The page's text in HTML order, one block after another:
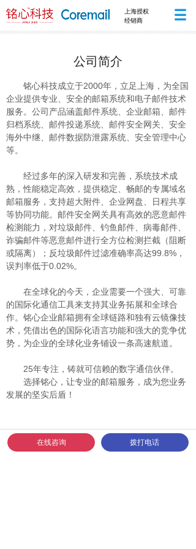
上海授权
经销商
公司简介
铭心科技成立于2000年，立足上海，为全国
企业提供专业、安全的邮箱系统和电子邮件技术
服务。公司产品涵盖邮件系统、企业邮箱、邮件
归档系统、邮件投递系统、邮件安全网关、安全
海外中继、邮件数据防泄露系统、安全管理中心
等。
经过多年的深入研发和完善，系统技术成
熟，性能稳定高效，提供稳定、畅邮的专属域名
邮箱服务，支持超大附件、企业网盘、日程共享
等协同功能。邮件安全网关具有高效的恶意邮件
检测能力，对垃圾邮件、钓鱼邮件、病毒邮件、
诈骗邮件等恶意邮件进行全方位检测拦截（阻断
或隔离）；反垃圾邮件过滤准确率高达99.8%，
误判率低于0.02%。
在全球化的今天，企业需要一个强大、可靠
的国际化通信工具来支持其业务拓展和全球合
作。铭心企业邮箱拥有全球链路和独有云镜像技
术，凭借出色的国际化语言功能和强大的竞争优
势，为企业的全球化业务铺设一条高速航道。
25年专注，铸就可信赖的数字通信伙伴。
选择铭心，让专业的邮箱服务，成为您业务
发展的坚实后盾！
中心，尊重顾客，理解顾客，**顾客，为顾
的伙伴。
经营理念：全面发展，规范管理，诚信经
营，改革创新。
在线咨询 拨打电话